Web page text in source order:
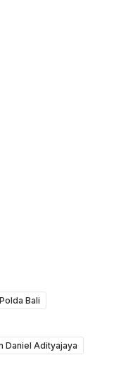
Bali
Daniel Adityajaya